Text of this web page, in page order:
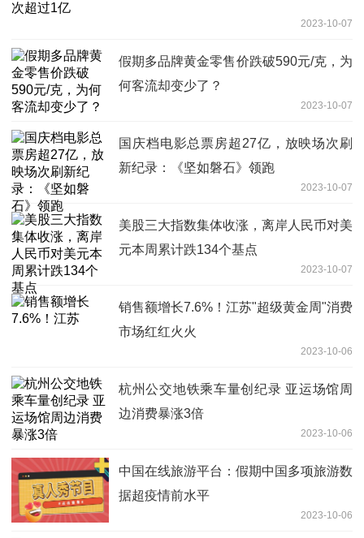
2023-10-07
假期多品牌黄金零售价跌破590元/克，为
何客流却变少了？
2023-10-07
国庆档电影总票房超27亿，放映场次刷
新纪录：《坚如磐石》领跑
2023-10-07
美股三大指数集体收涨，离岸人民币对美
元本周累计跌134个基点
2023-10-07
销售额增长7.6%！江苏"超级黄金周"消费
市场红红火火
2023-10-06
杭州公交地铁乘车量创纪录 亚运场馆周
边消费暴涨3倍
2023-10-06
中国在线旅游平台：假期中国多项旅游数
据超疫情前水平
2023-10-06